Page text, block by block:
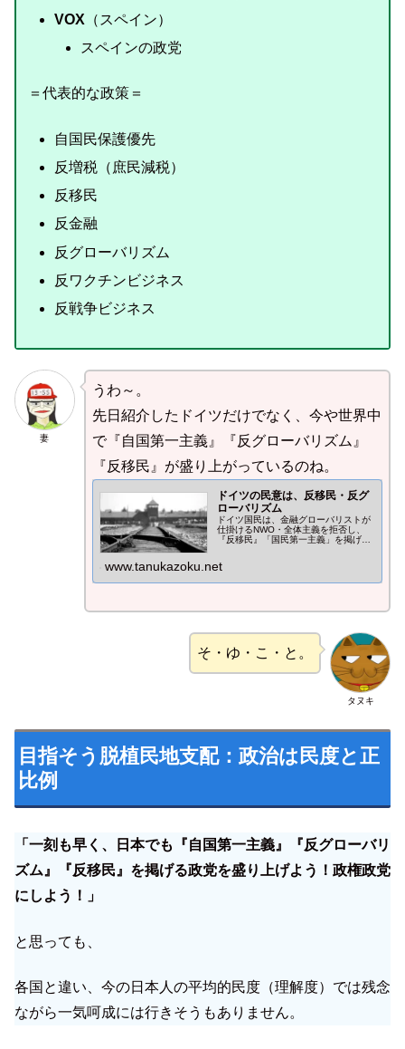
VOX （スペイン）
スペインの政党
＝代表的な政策＝
自国民保護優先
反増税（庶民減税）
反移民
反金融
反グローバリズム
反ワクチンビジネス
反戦争ビジネス
妻
うわ～。
先日紹介したドイツだけでなく、今や世界中
で『自国第一主義』『反グローバリズム』
『反移民』が盛り上がっているのね。
ドイツの民意は、反移民・反グ
ローバリズム
ドイツ国民は、金融グローバリストが
仕掛けるNWO・全体主義を拒否し、
『反移民』「国民第一主義」を掲げる
金融」「反グローバリズム」「反米」
www.tanukazoku.net
タヌキ
そ・ゆ・こ・と。
目指そう脱植民地支配：政治は民度と正
比例
「一刻も早く、日本でも『自国第一主義』『反グローバリ
ズム』『反移民』を掲げる政党を盛り上げよう！政権政党
にしよう！」
と思っても、
各国と違い、今の日本人の平均的民度（理解度）では残念
ながら一気呵成には行きそうもありません。